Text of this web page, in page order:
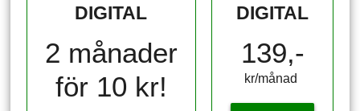
DIGITAL
2 månader
för 10 kr!
DIGITAL
139,-
kr/månad ​​​​​​